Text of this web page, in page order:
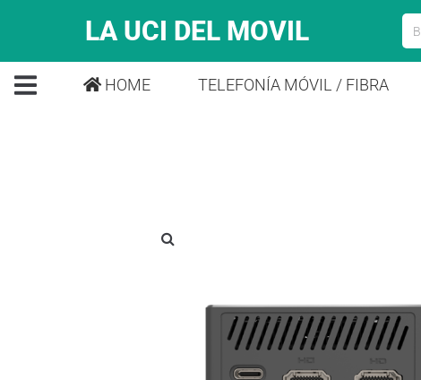
LA UCI DEL MOVIL
HOME TELEFONÍA MÓVIL / FIBRA